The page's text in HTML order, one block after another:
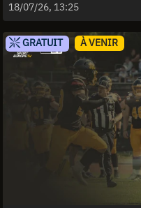
18/07/26, 13:25
GRATUIT À VENIR